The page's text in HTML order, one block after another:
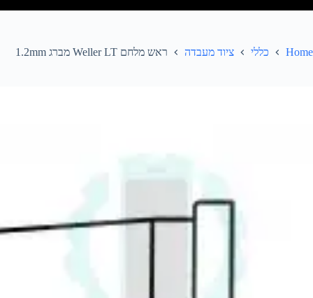
Home כללי ציוד מעבדה ראש מלחם Weller LT מברג 1.2mm